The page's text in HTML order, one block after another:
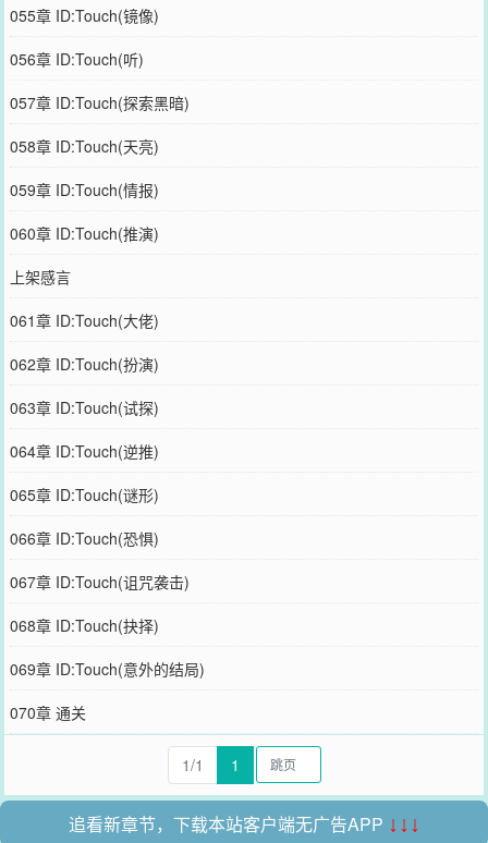
055章 ID:Touch(镜像)
056章 ID:Touch(听)
057章 ID:Touch(探索黑暗)
058章 ID:Touch(天亮)
059章 ID:Touch(情报)
060章 ID:Touch(推演)
上架感言
061章 ID:Touch(大佬)
062章 ID:Touch(扮演)
063章 ID:Touch(试探)
064章 ID:Touch(逆推)
065章 ID:Touch(谜形)
066章 ID:Touch(恐惧)
067章 ID:Touch(诅咒袭击)
068章 ID:Touch(抉择)
069章 ID:Touch(意外的结局)
070章 通关
1/1 1
追看新章节，下载本站客户端无广告APP ↓↓↓